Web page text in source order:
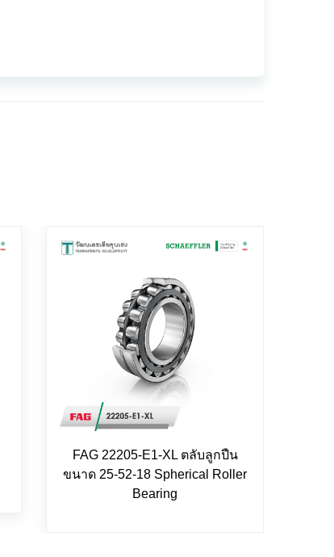
FAG 22205-E1-XL ตลับลูกปืน
ขนาด 25-52-18 Spherical Roller
Bearing